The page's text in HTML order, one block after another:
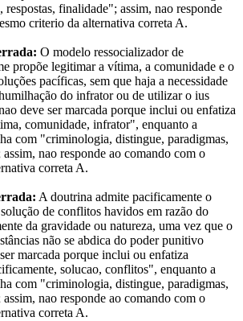
respostas, finalidade"; assim, nao responde
criterio da alternativa correta A.
O modelo ressocializador de
propõe legitimar a vítima, a comunidade e o
pacíficas, sem que haja a necessidade
do infrator ou de utilizar o ius
deve ser marcada porque inclui ou enfatiza
comunidade, infrator", enquanto a
com "criminologia, distingue, paradigmas,
nao responde ao comando com o
correta A.
A doutrina admite pacificamente o
de conflitos havidos em razão do
da gravidade ou natureza, uma vez que o
não se abdica do poder punitivo
marcada porque inclui ou enfatiza
solucao, conflitos", enquanto a
com "criminologia, distingue, paradigmas,
nao responde ao comando com o
correta A.